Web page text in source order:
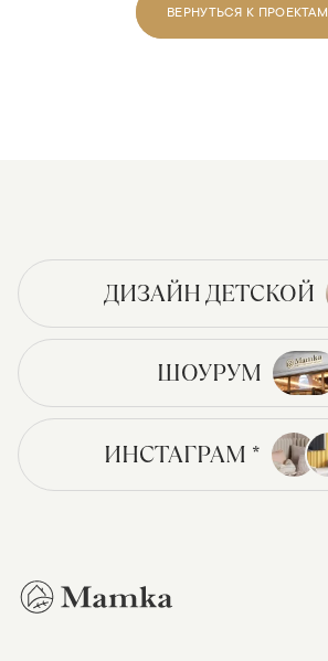
ВЕРНУТЬСЯ К ПРОЕКТАМ
ДИЗАЙН ДЕТСКОЙ
ШОУРУМ
ИНСТАГРАМ *